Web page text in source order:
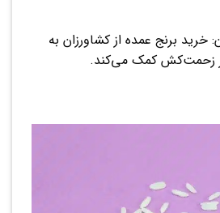
خرید برنج عمده از کشاورزان به
زحمت‌کش کمک می‌کند.